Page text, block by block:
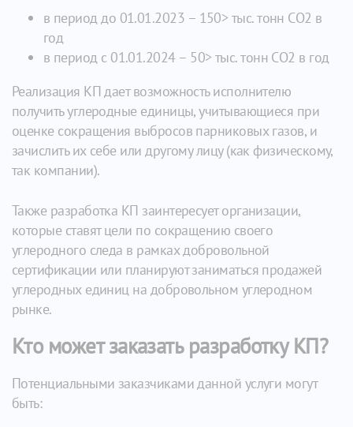
в период до 01.01.2023 – 150> тыс. тонн CO2 в
год
в период с 01.01.2024 – 50> тыс. тонн CO2 в год
Реализация КП дает возможность исполнителю
получить углеродные единицы, учитывающиеся при
оценке сокращения выбросов парниковых газов, и
зачислить их себе или другому лицу (как физическому,
так компании).
Также разработка КП заинтересует организации,
которые ставят цели по сокращению своего
углеродного следа в рамках добровольной
сертификации или планируют заниматься продажей
углеродных единиц на добровольном углеродном
рынке.
Кто может заказать разработку КП?
Потенциальными заказчиками данной услуги могут
быть: